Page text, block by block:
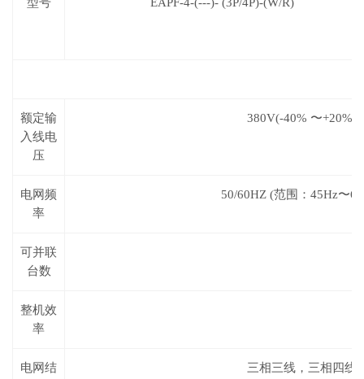
额定输
入线电
压
380V(-40% 〜+20%)
电网频
率
50/60HZ (范围： 45Hz〜
可并联
台数
整机效
率
电网结
三相三线，三相四线